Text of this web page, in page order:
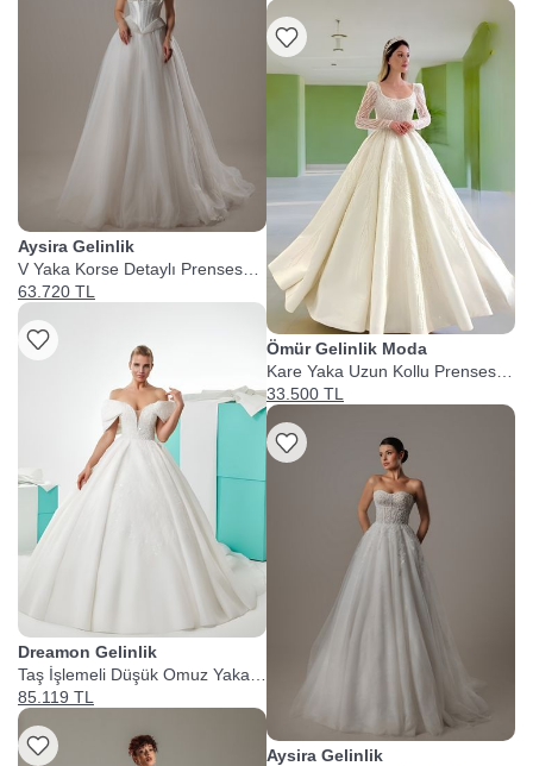
Aysira Gelinlik
V Yaka Korse Detaylı Prenses
Gelinlik
63.720 TL
Dreamon Gelinlik
Taş İşlemeli Düşük Omuz Yaka
Prenses Gelinlik
85.119 TL
Ömür Gelinlik Moda
Kare Yaka Uzun Kollu Prenses
Gelinlik
33.500 TL
Aysira Gelinlik